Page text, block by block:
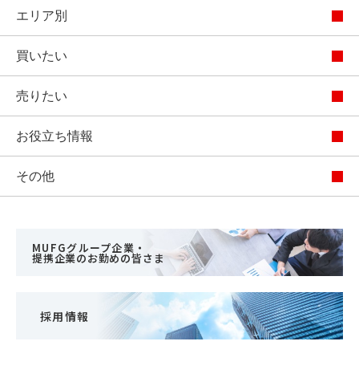
エリア別
買いたい
売りたい
お役立ち情報
その他
MUFGグループ企業・
提携企業のお勤めの皆さま
採用情報